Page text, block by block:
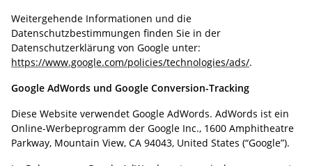
Weitergehende Informationen und die
Datenschutzbestimmungen finden Sie in der
Datenschutzerklärung von Google unter:
https://www.google.com/policies/technologies/ads/.
Google AdWords und Google Conversion-Tracking
Diese Website verwendet Google AdWords. AdWords ist ein
Online-Werbeprogramm der Google Inc., 1600 Amphitheatre
Parkway, Mountain View, CA 94043, United States (“Google”).